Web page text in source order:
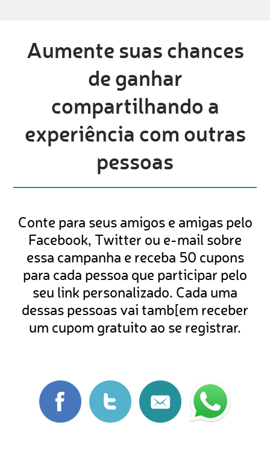
Aumente suas chances
de ganhar
compartilhando a
experiência com outras
pessoas
Conte para seus amigos e amigas pelo
Facebook, Twitter ou e-mail sobre
essa campanha e receba 50 cupons
para cada pessoa que participar pelo
seu link personalizado. Cada uma
dessas pessoas vai tamb[em receber
um cupom gratuito ao se registrar.